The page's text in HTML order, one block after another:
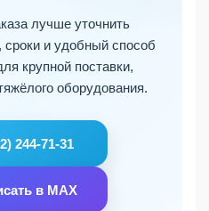
лучше уточнить
сроки и удобный способ
крупной поставки,
оборудования.
244-71-31
в MAX